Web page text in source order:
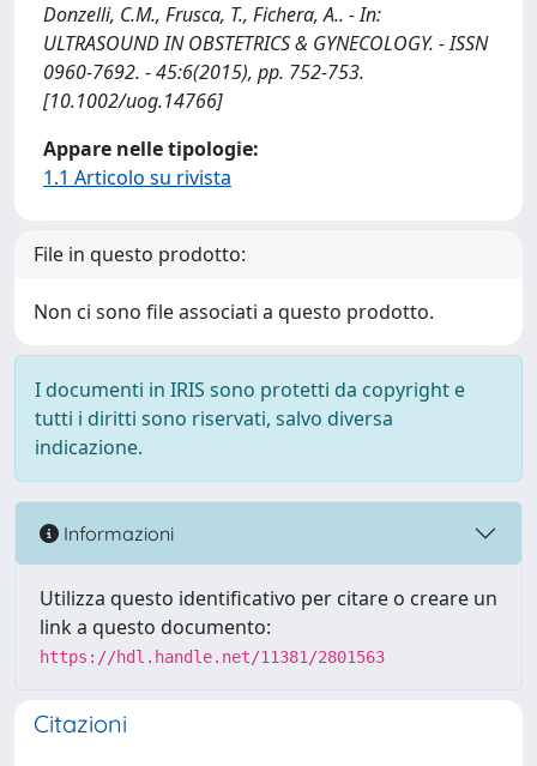
Donzelli, C.M., Frusca, T., Fichera, A.. - In:
ULTRASOUND IN OBSTETRICS & GYNECOLOGY. - ISSN
0960-7692. - 45:6(2015), pp. 752-753.
[10.1002/uog.14766]
Appare nelle tipologie:
1.1 Articolo su rivista
File in questo prodotto:
Non ci sono file associati a questo prodotto.
I documenti in IRIS sono protetti da copyright e
tutti i diritti sono riservati, salvo diversa
indicazione.
Informazioni
Utilizza questo identificativo per citare o creare un
link a questo documento:
https://hdl.handle.net/11381/2801563
Citazioni